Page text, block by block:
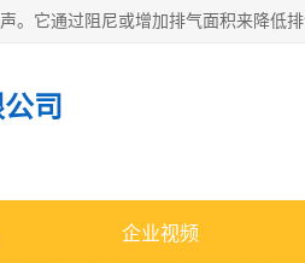
司
企业视频